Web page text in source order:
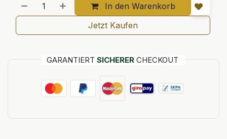
In den Warenkorb
Jetzt Kaufen
GARANTIERT SICHERER CHECKOUT